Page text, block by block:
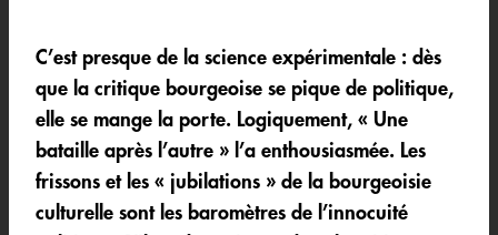
C’est presque de la science expérimentale : dès
que la critique bourgeoise se pique de politique,
elle se mange la porte. Logiquement, « Une
bataille après l’autre » l’a enthousiasmée. Les
frissons et les « jubilations » de la bourgeoisie
culturelle sont les baromètres de l’innocuité